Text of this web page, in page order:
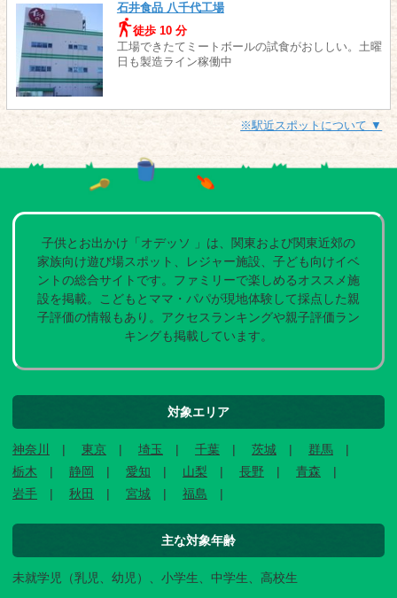
石井食品 八千代工場
徒歩 10 分
工場できたてミートボールの試食がおししい。土曜
日も製造ライン稼働中
※駅近スポットについて ▼
子供とお出かけ「オデッソ 」は、関東および関東近郊の
家族向け遊び場スポット、レジャー施設、子ども向けイベ
ントの総合サイトです。ファミリーで楽しめるオススメ施
設を掲載。こどもとママ・パパが現地体験して採点した親
子評価の情報もあり。アクセスランキングや親子評価ラン
キングも掲載しています。
対象エリア
神奈川 東京 埼玉 千葉 茨城
群馬
栃木
静岡 愛知 山梨 長野
青森
岩手
秋田 宮城 福島
主な対象年齢
未就学児（乳児、幼児）、小学生、中学生、高校生